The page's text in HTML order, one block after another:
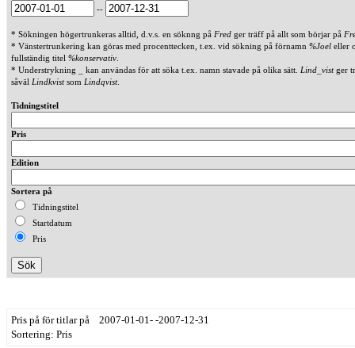
--
* Sökningen högertrunkeras alltid, d.v.s. en söknng på Fred ger träff på allt som börjar på
* Vänstertrunkering kan göras med procenttecken, t.ex. vid sökning på förnamn %Joel eller
fullständig titel %konservativ
* Understrykning _ kan användas för att söka t.ex. namn stavade på olika sätt. Lind_vistger
såväl Lindkvistsom Lindqvist.
Tidningstitel
Pris
Edition
Sortera på
Tidningstitel
Startdatum
Pris
Pris på för titlar på 2007-01-01- -2007-12-31
Sortering: Pris